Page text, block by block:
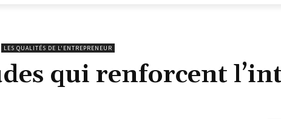
LES QUALITÉS DE L'ENTREPRENEUR
qui renforcent